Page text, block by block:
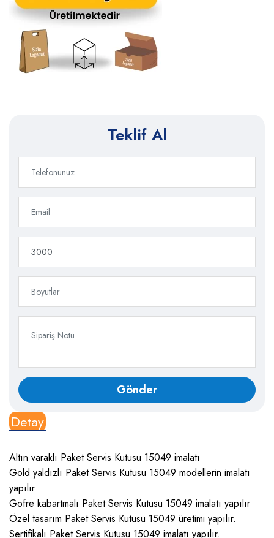
Teklif Al
Detay
Altın varaklı Paket Servis Kutusu 15049 imalatı
Gold yaldızlı Paket Servis Kutusu 15049 modellerin imalatı
yapılır
Gofre kabartmalı Paket Servis Kutusu 15049 imalatı yapılır
Özel tasarım Paket Servis Kutusu 15049 üretimi yapılır.
Sertifikalı Paket Servis Kutusu 15049 imalatı yapılır.